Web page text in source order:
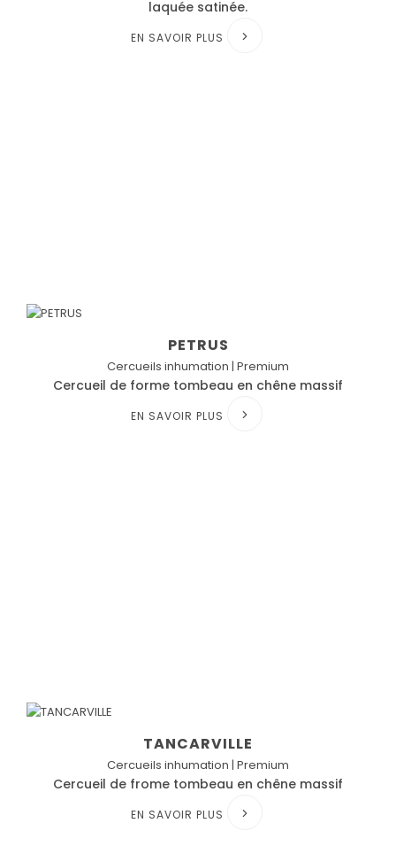
laquée satinée.
EN SAVOIR PLUS
PETRUS
Cercueils inhumation | Premium
Cercueil de forme tombeau en chêne massif
EN SAVOIR PLUS
TANCARVILLE
Cercueils inhumation | Premium
Cercueil de frome tombeau en chêne massif
EN SAVOIR PLUS